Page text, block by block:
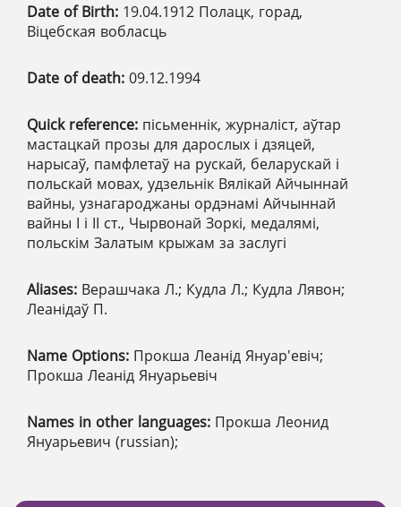
Date of Birth: 19.04.1912 Полацк, горад,
Віцебская вобласць
Date of death: 09.12.1994
Quick reference: пісьменнік, журналіст, аўтар
мастацкай прозы для дарослых і дзяцей,
нарысаў, памфлетаў на рускай, беларускай і
польскай мовах, удзельнік Вялікай Айчыннай
вайны, узнагароджаны ордэнамі Айчыннай
вайны I і II ст., Чырвонай Зоркі, медалямі,
польскім Залатым крыжам за заслугі
Aliases: Верашчака Л.; Кудла Л.; Кудла Лявон;
Леанідаў П.
Name Options: Прокша Леанід Януар'евіч;
Прокша Леанід Януарьевіч
Names in other languages: Прокша Леонид
Януарьевич (russian);